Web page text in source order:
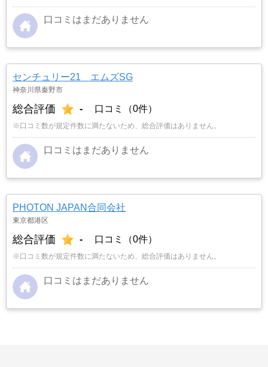
口コミはまだありません
センチュリー21 エムズSG
神奈川県秦野市
総合評価 - 口コミ（0件）
※口コミ数が規定件数に満たないため、総合評価はありません。
口コミはまだありません
PHOTON JAPAN合同会社
東京都港区
総合評価 - 口コミ（0件）
※口コミ数が規定件数に満たないため、総合評価はありません。
口コミはまだありません